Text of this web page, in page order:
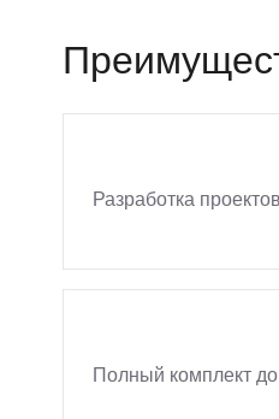
Разработка
Полный комплект